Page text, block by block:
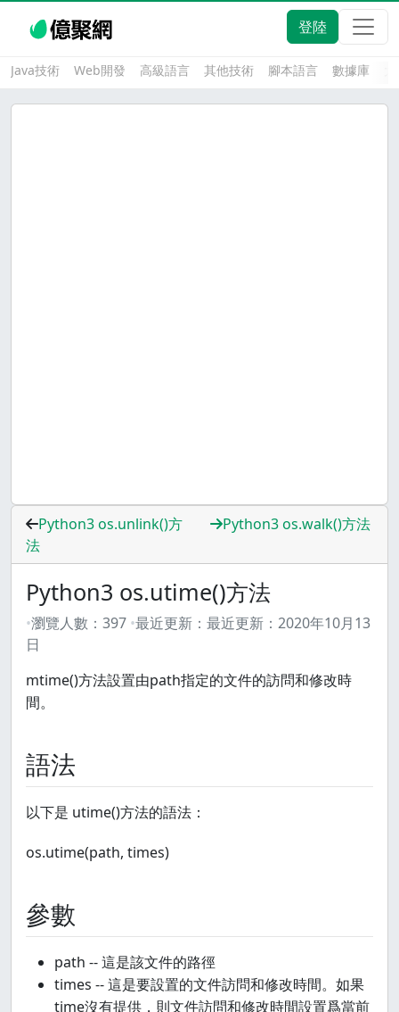
登陸
Java技術 Web開發 高級語言 其他技術 腳本語言 數據庫
Python3 os.unlink()方
法
Python3 os.walk()方法
Python3 os.utime()方法
瀏覽人數： 397 最近更新： 最近更新： 2020年10月13
日
mtime()方法設置由path指定的文件的訪問和修改時
間。
語法
以下是 utime()方法的語法：
os.utime(path, times)
參數
path -- 這是該文件的路徑
times -- 這是要設置的文件訪問和修改時間。如果
time沒有提供，則文件訪問和修改時間設置爲當前